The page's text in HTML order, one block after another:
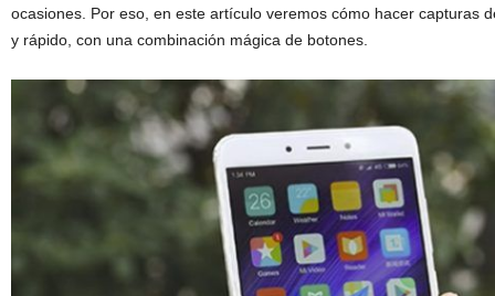
ocasiones. Por eso, en este artículo veremos cómo hacer capturas
y rápido, con una combinación mágica de botones.